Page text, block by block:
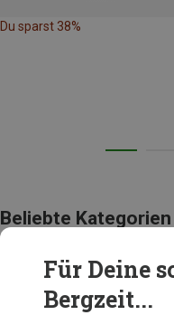
Du sparst 38%
Beliebte Kategorien
Für Deine
Bergzeit...